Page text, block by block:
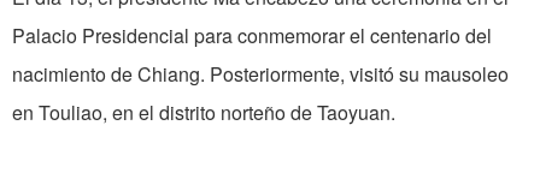
Palacio Presidencial para conmemorar el centenario del
nacimiento de Chiang. Posteriormente, visitó su mausoleo
en Touliao, en el distrito norteño de Taoyuan.